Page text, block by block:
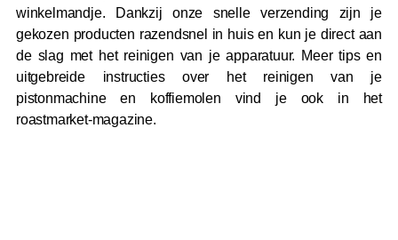
winkelmandje. Dankzij onze snelle verzending zijn je
gekozen producten razendsnel in huis en kun je direct aan
de slag met het reinigen van je apparatuur. Meer tips en
uitgebreide instructies over het reinigen van je
pistonmachine en koffiemolen vind je ook in het
roastmarket-magazine.